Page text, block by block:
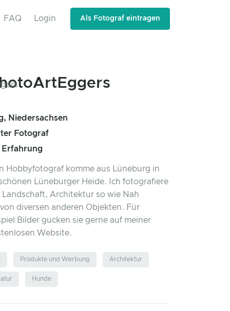
FAQ Login Als Fotograf eintragen
Niedersachsen
Fotograf
Erfahrung
Hobbyfotograf komme aus Lüneburg in
Lüneburger Heide. Ich fotografiere
Landschaft, Architektur so wie Nah
diversen anderen Objekten. Für
Bilder gucken sie gerne auf meiner
Website.
Produkte und Werbung Architektur
Hunde